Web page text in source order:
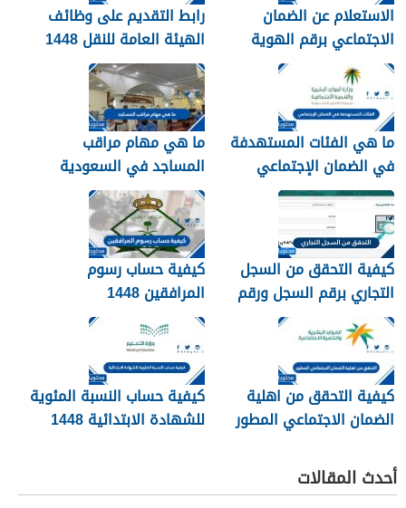
الاستعلام عن الضمان
الاجتماعي برقم الهوية
1448
رابط التقديم على وظائف
الهيئة العامة للنقل 1448
في الرياض
ما هي الفئات المستهدفة
في الضمان الإجتماعي
الجديد 1448
ما هي مهام مراقب
المساجد في السعودية
1448
كيفية التحقق من السجل
التجاري برقم السجل ورقم
الهوية 1448
كيفية حساب رسوم
المرافقين 1448
كيفية التحقق من اهلية
الضمان الاجتماعي المطور
كيفية حساب النسبة المئوية
للشهادة الابتدائية 1448
أحدث المقالات